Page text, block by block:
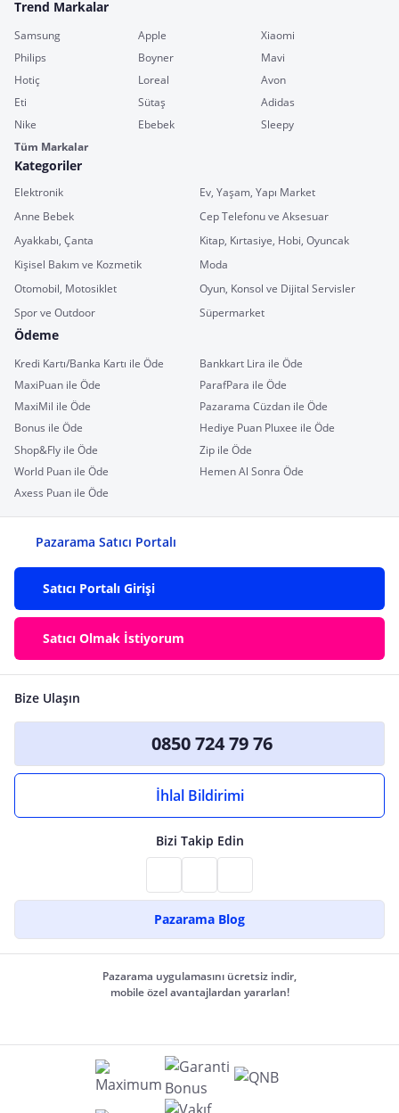
Trend Markalar
Samsung Apple
Xiaomi
Philips
Boyner
Mavi
Hotiç
Loreal
Avon
Eti
Sütaş
Adidas
Nike
Ebebek
Sleepy
Tüm Markalar
Kategoriler
Elektronik
Ev, Yaşam, Yapı Market
Anne Bebek
Cep Telefonu ve Aksesuar
Ayakkabı, Çanta
Kitap, Kırtasiye, Hobi, Oyuncak
Kişisel Bakım ve Kozmetik
Moda
Otomobil, Motosiklet
Oyun, Konsol ve Dijital Servisler
Spor ve Outdoor
Süpermarket
Ödeme
Kredi Kartı/Banka Kartı ile Öde
Bankkart Lira ile Öde
MaxiPuan ile Öde
ParafPara ile Öde
MaxiMil ile Öde
Pazarama Cüzdan ile Öde
Bonus ile Öde
Hediye Puan Pluxee ile Öde
Shop&Fly ile Öde
Zip ile Öde
World Puan ile Öde
Hemen Al Sonra Öde
Axess Puan ile Öde
Pazarama Satıcı Portalı
Satıcı Portalı Girişi
Satıcı Olmak İstiyorum
Bize Ulaşın
0850 724 79 76
İhlal Bildirimi
Bizi Takip Edin
Pazarama Blog
Pazarama uygulamasını ücretsiz indir,
mobile özel avantajlardan yararlan!